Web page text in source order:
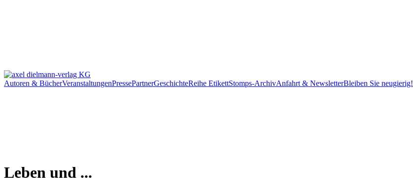
Autoren & BücherVeranstaltungenPressePartnerGeschichteReihe EtikettStomps-ArchivAnfahrt & NewsletterBleiben Sie neugierig!
Leben und ...